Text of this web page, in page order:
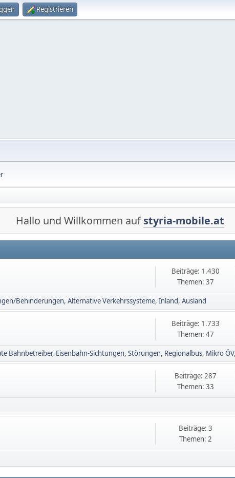
Registrieren
Hallo und Willkommen aufstyria-mobile.at
Beiträge: 1.430
Themen: 37
Behinderungen Alternative Verkehrssysteme Inland Ausland
Beiträge: 1.733
Themen: 47
Bahnbetreiber Eisenbahn-Sichtungen Störungen Regionalbus Mikro ÖV
Beiträge: 287
Themen: 33
Beiträge: 3
Themen: 2